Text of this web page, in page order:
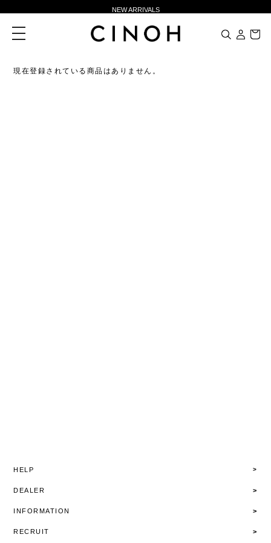
NEW ARRIVALS
新規会員登録500ポイントプレゼント
夏季休業に伴う一部業務休業のお知らせ
toggle
navigation
現在登録されている商品はありません。
HELP
DEALER
INFORMATION
RECRUIT